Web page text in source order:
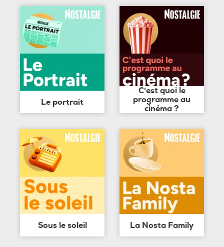
Le portrait
C'est quoi le
programme au
cinéma ?
Sous le soleil La Nosta Family